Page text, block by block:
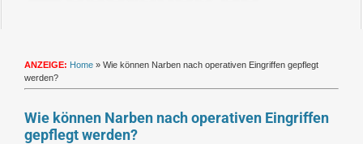
ANZEIGE: Home » Wie können Narben nach operativen Eingriffen gepflegt
werden?
Wie können Narben nach operativen Eingriffen
gepflegt werden?